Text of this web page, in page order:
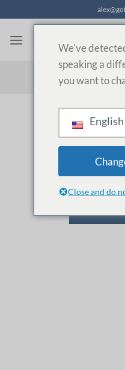
til
indhold
KONTAKT
Din
We've
speaking a
you want to
English
Close and do